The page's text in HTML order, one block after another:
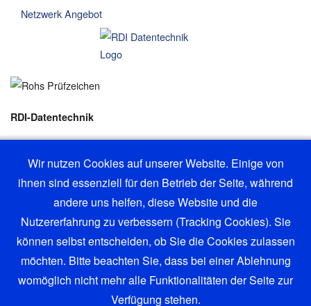
Netzwerk Angebot
RDI-Datentechnik
©® 2026 RDI - Datentechnik | Alle Rechte vorbehalten | RDI ®
Wir nutzen Cookies auf unserer Website. Einige von
ihnen sind essenziell für den Betrieb der Seite, während
andere uns helfen, diese Website und die
Nutzererfahrung zu verbessern (Tracking Cookies). Sie
können selbst entscheiden, ob Sie die Cookies zulassen
möchten. Bitte beachten Sie, dass bei einer Ablehnung
womöglich nicht mehr alle Funktionalitäten der Seite zur
Verfügung stehen.